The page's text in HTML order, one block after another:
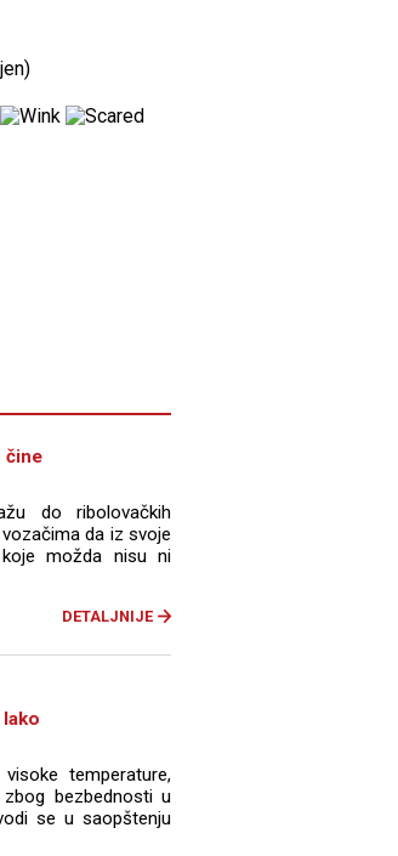
čine
do ribolovačkih
da iz svoje
možda nisu ni
DETALJNIJE
temperature,
bezbednosti u
se u saopštenju